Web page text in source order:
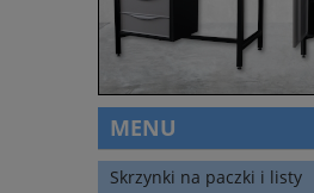
MENU
Skrzynki na paczki i listy